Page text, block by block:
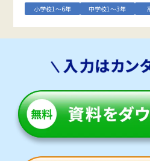
小学校1～6年 中学校1～3年